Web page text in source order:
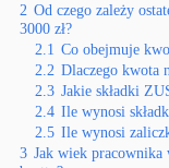
2 Od czego zależy
3000 zł?
2.1 Co obejmuje
2.2 Dlaczego kwota
2.3 Jakie składki
2.4 Ile wynosi
2.5 Ile wynosi
3 Jak wiek pracownika